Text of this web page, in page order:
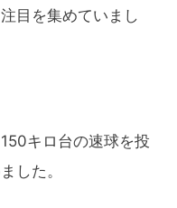
目を集めていまし
キロ台の速球を投
した。